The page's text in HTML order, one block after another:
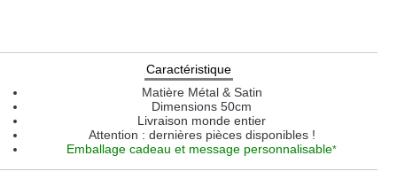
Caractéristique
MatièreMétal & Satin
Dimensions 50cm
Livraison monde entier
Attention : dernières pièces disponibles !
Emballage cadeau et message personnalisable*